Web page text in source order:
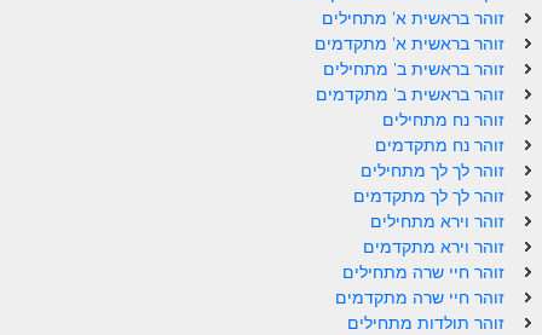
ספר הזוהר תולדות מתקדמים
ספר הזוהר ויצא מתחילים
ספר הזוהר ויצא מתקדמים
ספר הזוהר וישלח מתחילים
הזוהר הקדוש וישלח מתקדמים
הזוהר הקדוש וישב מתחילים
הזוהר הקדוש וישב מתקדמים
הזוהר הקדוש מקץ מתחילים
זוהר בראשית א' מתחילים
זוהר בראשית א' מתקדמים
זוהר בראשית ב' מתחילים
זוהר בראשית ב' מתקדמים
זוהר נח מתחילים
זוהר נח מתקדמים
זוהר לך לך מתחילים
זוהר לך לך מתקדמים
זוהר וירא מתחילים
זוהר וירא מתקדמים
זוהר חיי שרה מתחילים
זוהר חיי שרה מתקדמים
זוהר תולדות מתחילים